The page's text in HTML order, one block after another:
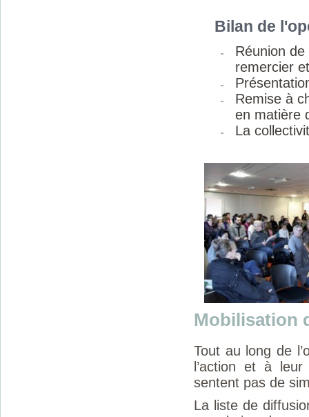
Bilan de
Réunion
remercier
Remise à
en matière
La
Mobilisation
Tout au long de
l’action et à
sentent pas de
La liste de